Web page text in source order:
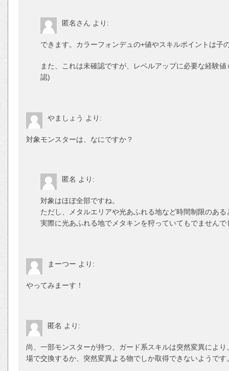
匿名さん より:
できます。カラーフォンデュの+値やスキルポイントは子
また、これは未確認ですが、レベルアップに必要な経験
認)
やましょう より:
対象モンスターは、なにですか？
匿名 より:
対象はほぼ全部ですね。
ただし、メタルエリアや光あふれる地など時間制限のあ
実際に光あふれる地でメタキンを狩っていてもでません
まーつー より:
やってみまーす！
匿名 より:
尚、一部モンスターが持つ、ガード系スキルは突然変異によ
場で交換するか、突然変異よる物でしか取得できないようです